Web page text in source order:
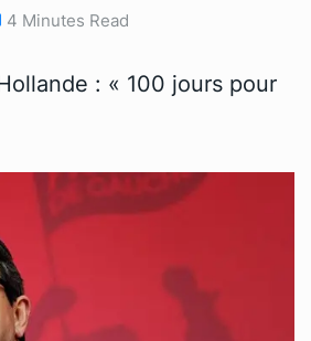
4 Minutes Read
: « 100 jours pour